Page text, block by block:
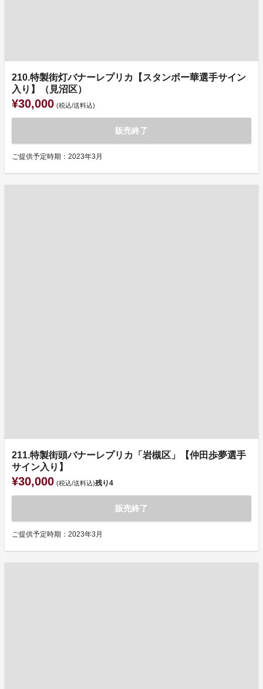
210.特製街灯バナーレプリカ【スタンボー華選手サイン
入り】（見沼区）
¥30,000 (税込/送料込)
販売終了
ご提供予定時期：2023年3月
211.特製街頭バナーレプリカ「岩槻区」【仲田歩夢選手
サイン入り】
¥30,000 (税込/送料込)残り4
販売終了
ご提供予定時期：2023年3月